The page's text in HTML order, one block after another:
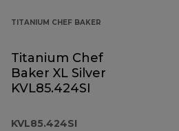
TITANIUM CHEF BAKER
Titanium Chef
Baker XL Silver
KVL85.424SI
KVL85.424SI